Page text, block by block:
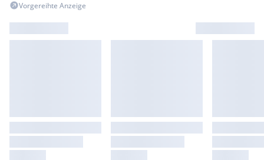
Vorgereihte Anzeige